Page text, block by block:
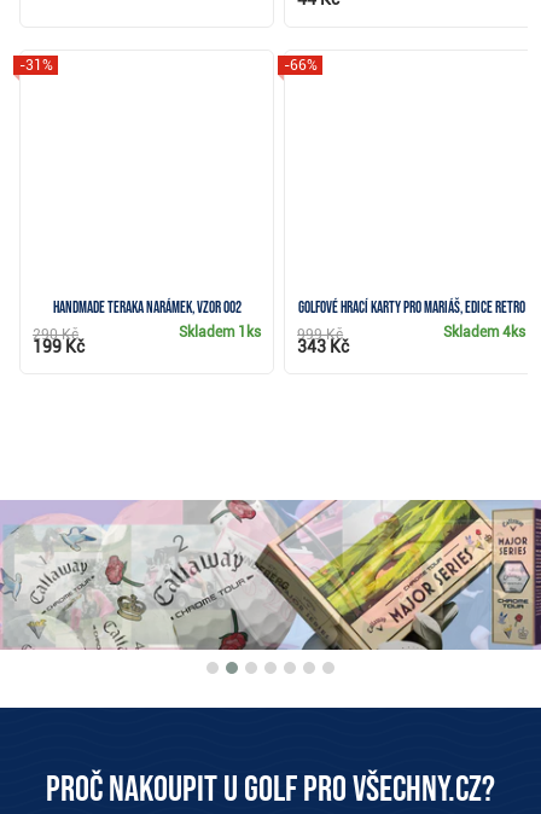
Handmade Teraka narámek, vzor 002
-31%
Skladem 1ks
290 Kč
199 Kč
Golfové hrací karty pro Mariáš, edice Retro
-66%
Skladem4ks
999 Kč
343 Kč
Proč nakoupit u Golf pro všechny.cz?